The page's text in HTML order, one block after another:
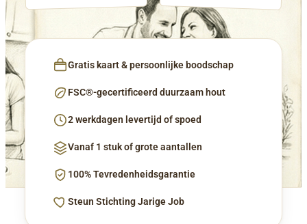
Gratis kaart & persoonlijke boodschap
FSC®-gecertificeerd duurzaam hout
2 werkdagen levertijd of spoed
Vanaf 1 stuk of grote aantallen
100% Tevredenheidsgarantie
Steun Stichting Jarige Job